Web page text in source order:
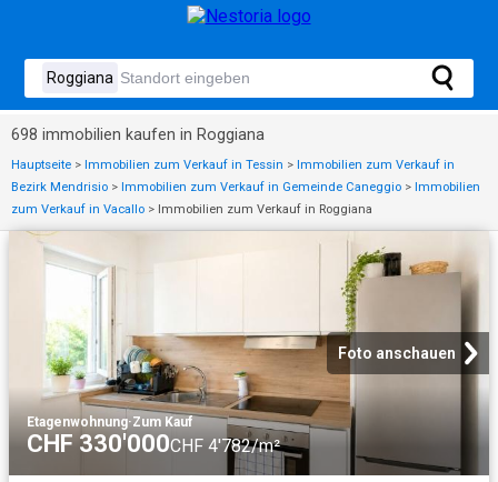
698 immobilien kaufen in Roggiana
Hauptseite > Immobilien zum Verkauf in Tessin > Immobilien zum Verkauf in
Bezirk Mendrisio > Immobilien zum Verkauf in Gemeinde Caneggio > Immobilien
zum Verkauf in Vacallo > Immobilien zum Verkauf in Roggiana
Foto anschauen
Etagenwohnung·Zum Kauf
CHF 330'000CHF 4'782/m²